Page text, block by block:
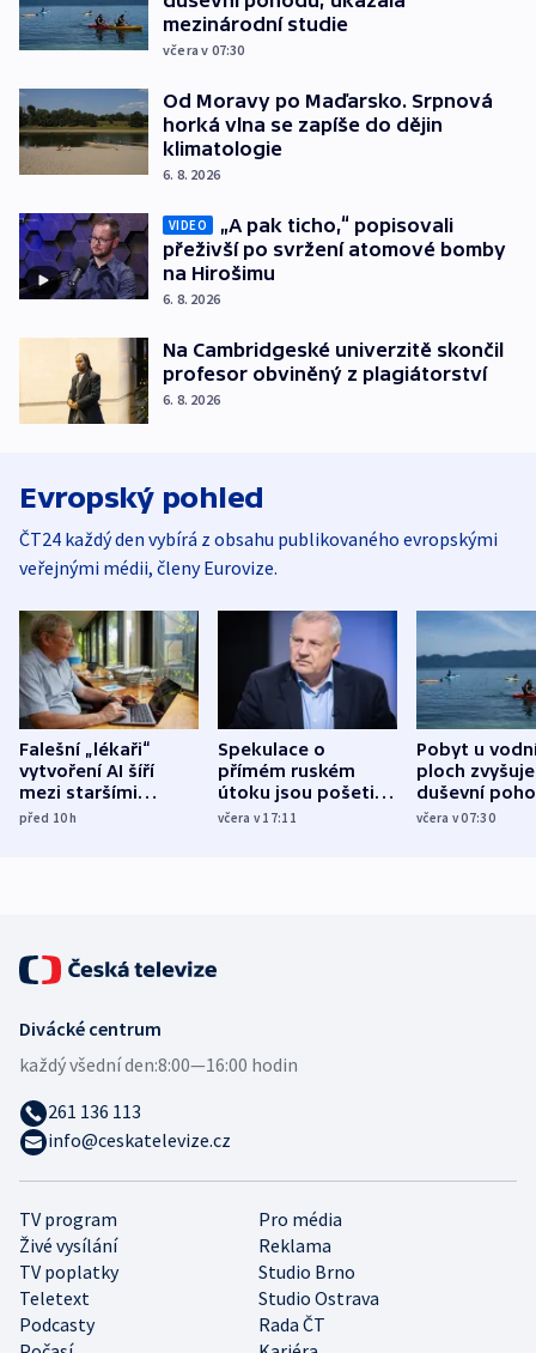
mezinárodní studie
včera v 07:30
Od Moravy po Maďarsko. Srpnová
horká vlna se zapíše do dějin
klimatologie
6. 8. 2026
VIDEO
„A pak ticho,“ popisovali
přeživší po svržení atomové bomby
na Hirošimu
6. 8. 2026
Na Cambridgeské univerzitě skončil
profesor obviněný z plagiátorství
6. 8. 2026
Evropský pohled
ČT24 každý den vybírá z obsahu publikovaného evropskými
veřejnými médii, členy Eurovize.
Falešní „lékaři“
vytvoření AI šíří
mezi staršími
Poláky nebezpečné
před 10h
Spekulace o
přímém ruském
útoku jsou pošetilé,
míní estonský
včera v 17:11
Pobyt u
ploch zvyšuje
duševní
ukázala
včera v 07:30
TV program
Pro média
Živé vysílání
Reklama
TV poplatky
Studio Brno
Teletext
Studio Ostrava
Podcasty
Rada ČT
Divácké centrum
každý všední den:8:00—16:00 hodin
261 136 113
info@ceskatelevize.cz